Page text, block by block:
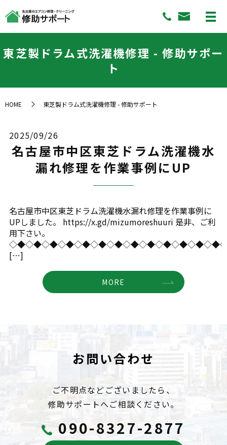
東芝製ドラム式洗濯機修理 - 修助サポー
ト
HOME 東芝製ドラム式洗濯機修理 - 修助サポート
2025/09/26
名古屋市中区東芝ドラム洗濯機水
漏れ修理を作業事例にUP
名古屋市中区東芝ドラム洗濯機水漏れ修理を作業事例に
UPしました。 https://x.gd/mizumoreshuuri 是非、ご利
用下さい。
[…]
MORE
お問い合わせ
ご不明点などございましたら、
修助サポートへご相談ください。
090-8327-2877